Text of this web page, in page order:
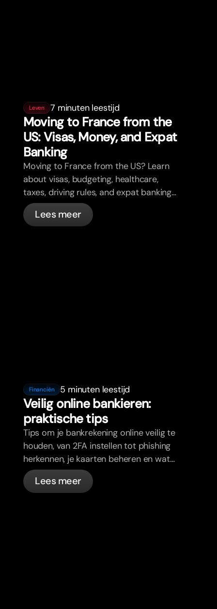
Leven 7 minuten leestijd
Moving to France from the
US: Visas, Money, and Expat
Banking
Moving to France from the US? Learn
about visas, budgeting, healthcare,
taxes, driving rules, and expat banking
in France with bunq.
Lees meer
Financiën 5 minuten leestijd
Veilig online bankieren:
praktische tips
Tips om je bankrekening online veilig te
houden, van 2FA instellen tot phishing
herkennen, je kaarten beheren en wat
bunq automatisch voor je regelt.
Lees meer